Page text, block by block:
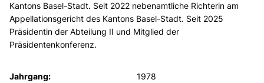
Kantons Basel-Stadt. Seit 2022 nebenamtliche Richterin am
Appellationsgericht des Kantons Basel-Stadt. Seit 2025
Präsidentin der Abteilung II und Mitglied der
Präsidentenkonferenz.
Jahrgang:
1978